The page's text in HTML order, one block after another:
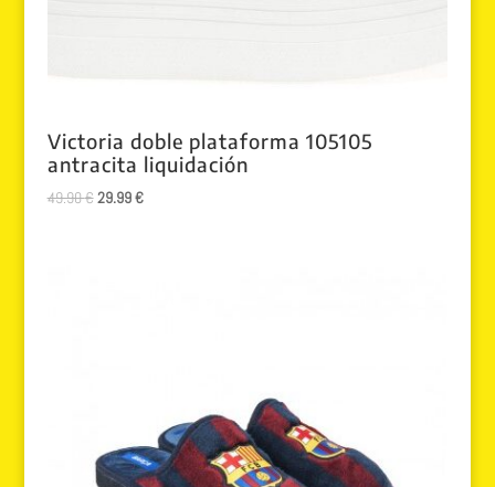
Victoria doble plataforma 105105
antracita liquidación
49.90€El
29.99€El